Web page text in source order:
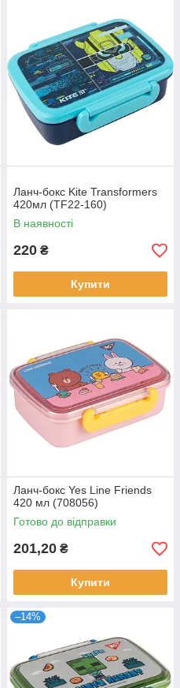
Ланч-бокс Kite Transformers
420мл (TF22-160)
В наявності
220 ₴
Купити
Ланч-бокс Yes Line Friends
420 мл (708056)
Готово до відправки
201,20 ₴
Купити
–14%